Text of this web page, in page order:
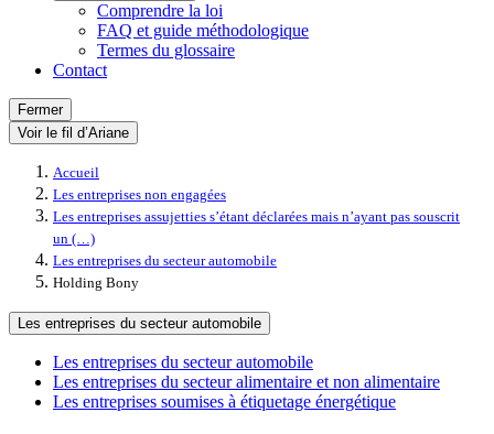
Comprendre la loi
FAQ et guide méthodologique
Termes du glossaire
Contact
Fermer
Voir le fil d’Ariane
Accueil
Les entreprises non engagées
Les entreprises assujetties s’étant déclarées mais n’ayant pas souscrit
un (…)
Les entreprises du secteur automobile
Holding Bony
Les entreprises du secteur automobile
Les entreprises du secteur automobile
Les entreprises du secteur alimentaire et non alimentaire
Les entreprises soumises à étiquetage énergétique